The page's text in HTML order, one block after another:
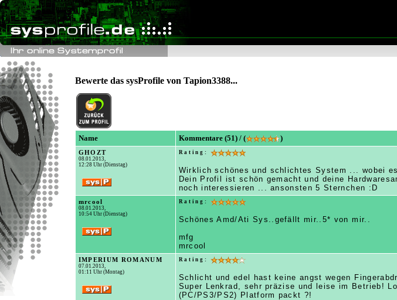
Bewerte das sysProfile von Tapion3388...
Name Kommentare (51) / ( )
GHOZT
08.01.2013,
12:28 Uhr (Dienstag)
Rating:
Wirklich schönes und schlichtes System ... wobei
Dein Profil ist schön gemacht und deine
noch interessieren ... ansonsten 5 Sternchen :D
mrcool
08.01.2013,
10:54 Uhr (Dienstag)
Rating:
Schönes Amd/Ati Sys..gefällt mir..5* von mir..
mfg
mrcool
IMPERIUM ROMANUM
07.01.2013,
01:11 Uhr (Montag)
Rating:
Schlicht und edel hast keine angst wegen
Super Lenkrad, sehr präzise und leise im Betrieb!
(PC/PS3/PS2) Platform packt ?!